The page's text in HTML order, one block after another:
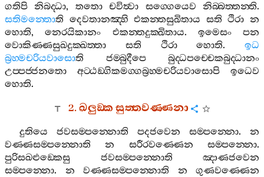
ගතිපි
නිබද‍්ධා, තතො චවිත්‍වා සග‍්ගෙයෙව නිබ‍්බත‍්තන‍්ති.
සතිමන‍්තොති දෙවතානඤ‍්හි එකන‍්තසුඛිතාය සති ථිරා න
හොති,නෙරයිකානං එකන‍්තදුක‍්ඛිතාය. ඉමෙසං
පන
වොකිණ‍්ණසුඛදුක‍්ඛත‍්තා
සති ථිරා හොති. ඉධ
බ්‍රහ‍්මචරියවාසොති ජම‍්බුදීපෙ
බුද‍්ධපච‍්චෙකබුද‍්ධානං
උප‍්පජ‍්ජනතො
අට‍්ඨඞ‍්ගිකමග‍්ගබ්‍රහ‍්මචරියවාසොපි
ඉධෙව
හොති.
2.ඛලුඞ‍්කසුත‍්තවණ‍්ණනා
දුතියෙ ජවසම‍්පන‍්නොති පදජවෙන සම‍්පන‍්නො. න
වණ‍්ණසම‍්පන‍්නොති
න සරීරවණ‍්ණෙන සම‍්පන‍්නො.
පුරිසඛළුඞ‍්කෙසු
ජවසම‍්පන‍්නොති
ඤාණජවෙන
සම‍්පන‍්නො. න වණ‍්ණසම‍්පන‍්නොති න
ගුණවණ‍්ණෙන